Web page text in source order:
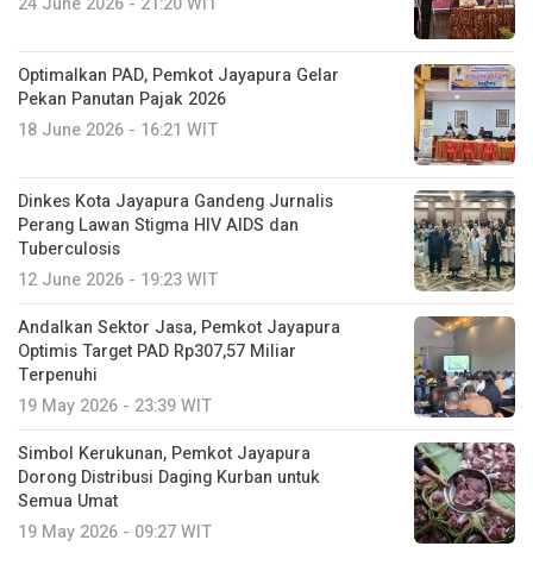
Optimalkan PAD, Pemkot Jayapura Gelar
Pekan Panutan Pajak 2026
18 June 2026 - 16:21 WIT
Dinkes Kota Jayapura Gandeng Jurnalis
Perang Lawan Stigma HIV AIDS dan
Tuberculosis
12 June 2026 - 19:23 WIT
Andalkan Sektor Jasa, Pemkot Jayapura
Optimis Target PAD Rp307,57 Miliar
Terpenuhi
19 May 2026 - 23:39 WIT
Simbol Kerukunan, Pemkot Jayapura
Dorong Distribusi Daging Kurban untuk
Semua Umat
19 May 2026 - 09:27 WIT